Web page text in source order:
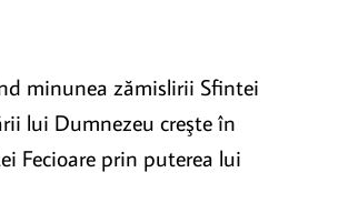
minunea zămislirii Sfintei
lui Dumnezeu creşte în
Fecioare prin puterea lui